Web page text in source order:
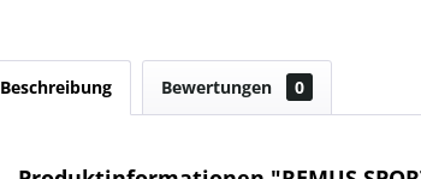
Beschreibung Bewertungen 0